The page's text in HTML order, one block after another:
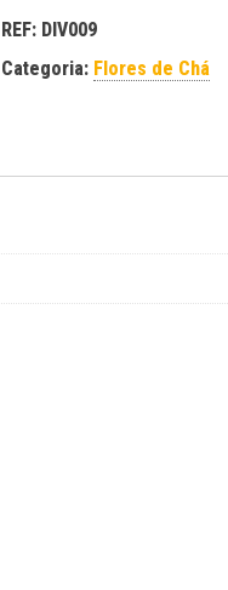
REF: DIV009
Categoria: Flores de Chá